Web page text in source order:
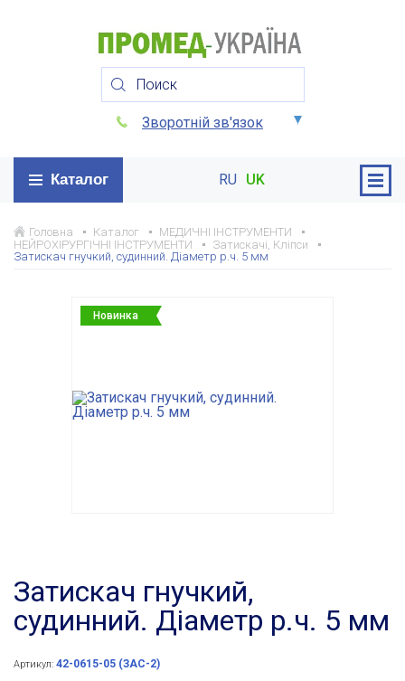
Зворотній зв'язок
Каталог RU UK
Головна Каталог
МЕДИЧНІ ІНСТРУМЕНТИ
НЕЙРОХІРУРГІЧНІ ІНСТРУМЕНТИ
Затискачі, Кліпси
Затискач гнучкий, судинний. Діаметр р.ч. 5 мм
Новинка
Затискач гнучкий,
судинний. Діаметр р.ч. 5 мм
Артикул: 42-0615-05 (ЗАС-2)